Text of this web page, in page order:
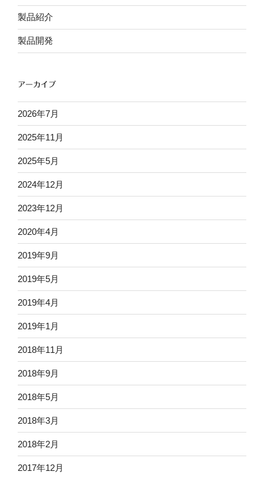
製品紹介
製品開発
アーカイブ
2026年7月
2025年11月
2025年5月
2024年12月
2023年12月
2020年4月
2019年9月
2019年5月
2019年4月
2019年1月
2018年11月
2018年9月
2018年5月
2018年3月
2018年2月
2017年12月